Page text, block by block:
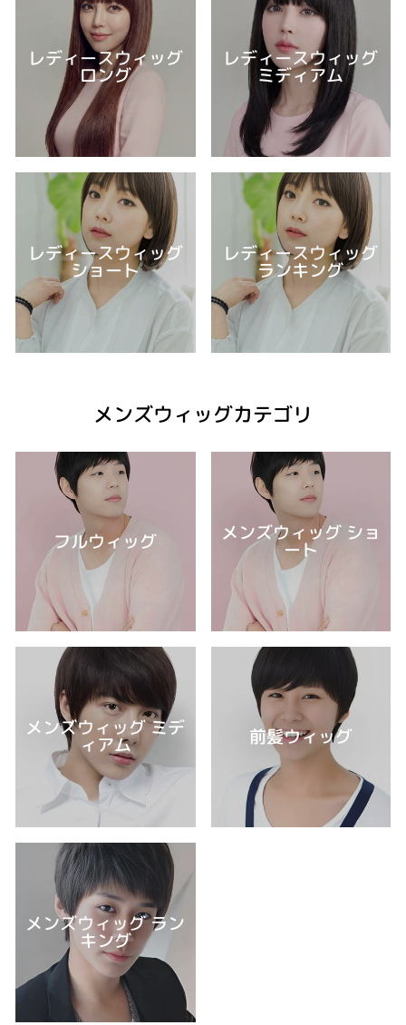
レディースウィッグ
ロング
レディースウィッグ
ミディアム
レディースウィッグ
ショート
レディースウィッグ
ランキング
メンズウィッグカテゴリ
フルウィッグ メンズウィッグ ショ
ート
メンズウィッグ ミデ
ィアム 前髪ウィッグ
メンズウィッグ ラン
キング